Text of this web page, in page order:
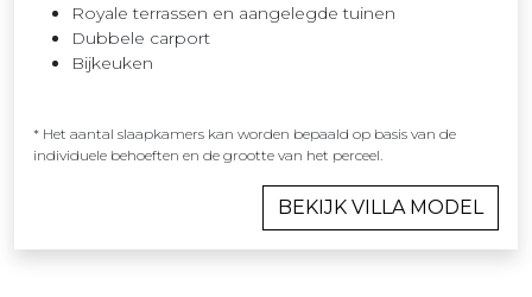
Royale terrassen en aangelegde tuinen
Dubbele carport
Bijkeuken
* Het aantal slaapkamers kan worden bepaald op basis van de
individuele behoeften en de grootte van het perceel.
BEKIJK VILLA MODEL